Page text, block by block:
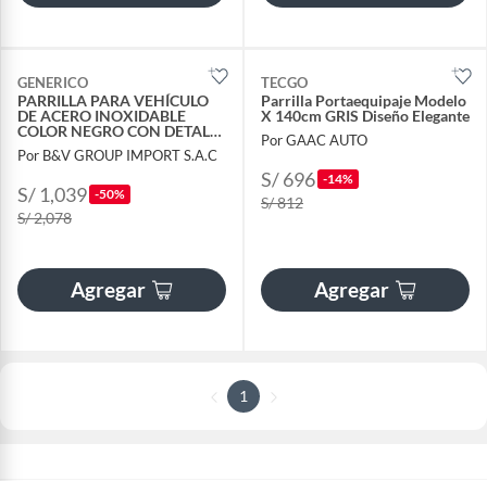
GENERICO
PARRILLA PARA VEHÍCULO
DE ACERO INOXIDABLE
COLOR NEGRO CON DETALLE
VERDE DE 140CM
Por B&V GROUP IMPORT S.A.C
S/ 1,039 -50%
S/ 2,078
Agregar
TECGO
Parrilla Portaequipaje Modelo
X 140cm GRIS Diseño Elegante
Por GAAC AUTO
S/ 696 -14%
S/ 812
Agregar
1